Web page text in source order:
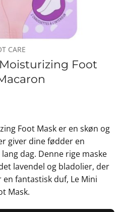
CARE
Foot
Foot Mask er en skøn og
giver dine fødder en
dag. Denne rige maske
lavendel og bladolier, der
fantastisk duf, Le Mini
Mask.